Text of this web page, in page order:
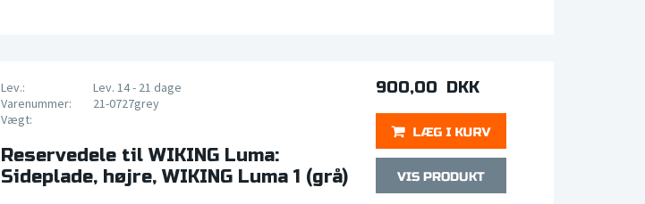
Lev.:
Lev. 14 - 21 dage
Varenummer:
21-0727grey
Vægt:
Reservedele til WIKING Luma:
Sideplade, højre, WIKING Luma 1 (grå)
900,00 DKK